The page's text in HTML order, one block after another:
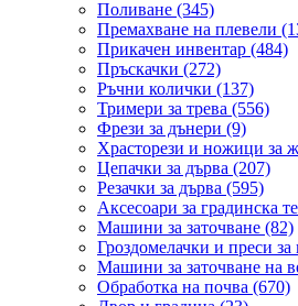
Поливане (345)
Премахване на плевели
Прикачен инвентар (484)
Пръскачки (272)
Ръчни колички (137)
Тримери за трева (556)
Фрези за дънери (9)
Храсторези и ножици за
Цепачки за дърва (207)
Резачки за дърва (595)
Аксесоари за градинска
Машини за заточване (82)
Гроздомелачки и преси за
Машини за заточване на
Обработка на почва (670)